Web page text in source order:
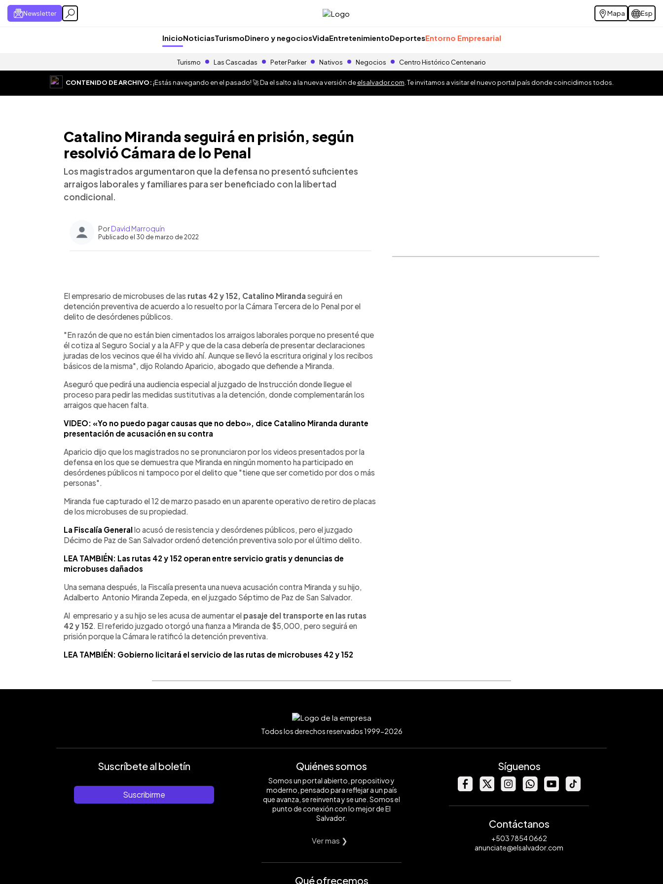
Newsletter Mapa Esp
InicioNoticiasTurismoDinero y negociosVidaEntretenimientoDeportesEntorno Empresarial
Turismo Las Cascadas Peter Parker Nativos Negocios Centro Histórico Centenario
CONTENIDO DE ARCHIVO:¡Estás navegando en el pasado! 🚀 Da el salto a la nueva versión deelsalvador.com . Te invitamos a visitar el nuevo portal país donde coincidimos todos.
Catalino Miranda seguirá en prisión, según
resolvió Cámara de lo Penal
Los magistrados argumentaron que la defensa no presentó suficientes
arraigos laborales y familiares para ser beneficiado con la libertad
condicional.
PorDavid Marroquín
Publicado el 30 de marzo de 2022
Escuchar artículo
El empresario de microbuses de las rutas 42 y 152, Catalino Miranda seguirá en
detención preventiva de acuerdo a lo resuelto por la Cámara Tercera de lo Penal por el
delito de desórdenes públicos.
"En razón de que no están bien cimentados los arraigos laborales porque no presenté que
él cotiza al Seguro Social y a la AFP y que de la casa debería de presentar declaraciones
juradas de los vecinos que él ha vivido ahí. Aunque se llevó la escritura original y los recibos
básicos de la misma", dijo Rolando Aparicio, abogado que defiende a Miranda.
Aseguró que pedirá una audiencia especial al juzgado de Instrucción donde llegue el
proceso para pedir las medidas sustitutivas a la detención, donde complementarán los
arraigos que hacen falta.
VIDEO: «Yo no puedo pagar causas que no debo», dice Catalino Miranda durante
presentación de acusación en su contra
Aparicio dijo que los magistrados no se pronunciaron por los videos presentados por la
defensa en los que se demuestra que Miranda en ningún momento ha participado en
desórdenes públicos ni tampoco por el delito que "tiene que ser cometido por dos o más
personas".
Miranda fue capturado el 12 de marzo pasado en un aparente operativo de retiro de placas
de los microbuses de su propiedad.
La Fiscalía General lo acusó de resistencia y desórdenes públicos, pero el juzgado
Décimo de Paz de San Salvador ordenó detención preventiva solo por el último delito.
LEA TAMBIÉN: Las rutas 42 y 152 operan entre servicio gratis y denuncias de
microbuses dañados
Una semana después, la Fiscalía presenta una nueva acusación contra Miranda y su hijo,
Adalberto Antonio Miranda Zepeda, en el juzgado Séptimo de Paz de San Salvador.
Al empresario y a su hijo se les acusa de aumentar el pasaje del transporte en las rutas
42 y 152. El referido juzgado otorgó una fianza a Miranda de $5,000, pero seguirá en
prisión porque la Cámara le ratificó la detención preventiva.
LEA TAMBIÉN: Gobierno licitará el servicio de las rutas de microbuses 42 y 152
Todos los derechos reservados 1999-2026
Suscríbete al boletín
Suscribirme
Quiénes somos
Somos un portal abierto, propositivo y
moderno, pensado para reflejar a un país
que avanza, se reinventa y se une. Somos el
punto de conexión con lo mejor de El
Salvador.
Ver mas ❯
Qué ofrecemos
Síguenos
Contáctanos
+503 7854 0662
anunciate@elsalvador.com